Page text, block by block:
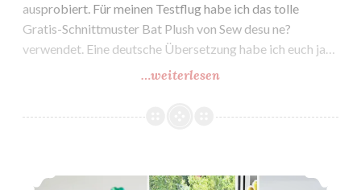
ausprobiert. Für meinen Testflug habe ich das tolle
Gratis-Schnittmuster Bat Plush von Sew desu ne?
verwendet. Eine deutsche Übersetzung habe ich euch ja…
…weiterlesen
Glubschaugen
10 tolle Nadelkissen zum selber machen